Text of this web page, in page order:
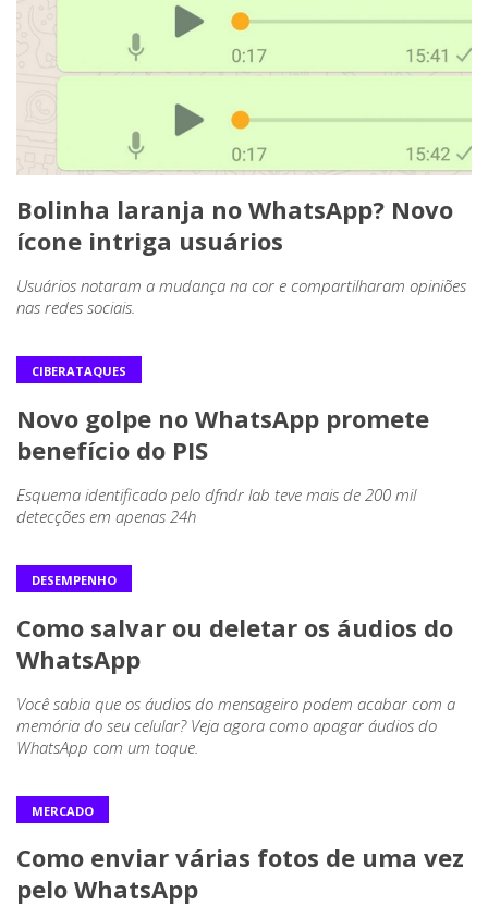
Bolinha laranja no WhatsApp? Novo
ícone intriga usuários
Usuários notaram a mudança na cor e compartilharam opiniões
nas redes sociais.
CIBERATAQUES
Novo golpe no WhatsApp promete
benefício do PIS
Esquema identificado pelo dfndr lab teve mais de 200 mil
detecções em apenas 24h
DESEMPENHO
Como salvar ou deletar os áudios do
WhatsApp
Você sabia que os áudios do mensageiro podem acabar com a
memória do seu celular? Veja agora como apagar áudios do
WhatsApp com um toque.
MERCADO
Como enviar várias fotos de uma vez
pelo WhatsApp